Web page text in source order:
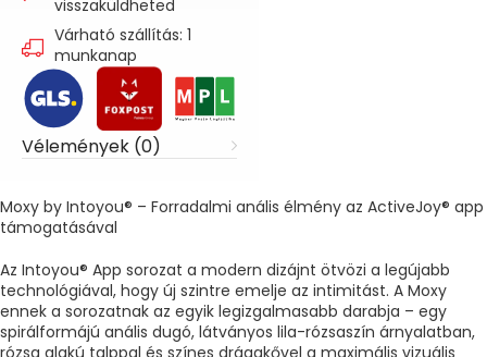
visszaküldheted
Várható szállítás: 1
munkanap
Vélemények (0)
Moxy by Intoyou® – Forradalmi anális élmény az ActiveJoy® app
támogatásával
Az Intoyou® App sorozat a modern dizájnt ötvözi a legújabb
technológiával, hogy új szintre emelje az intimitást. A Moxy
ennek a sorozatnak az egyik legizgalmasabb darabja – egy
spirálformájú anális dugó, látványos lila-rózsaszín árnyalatban,